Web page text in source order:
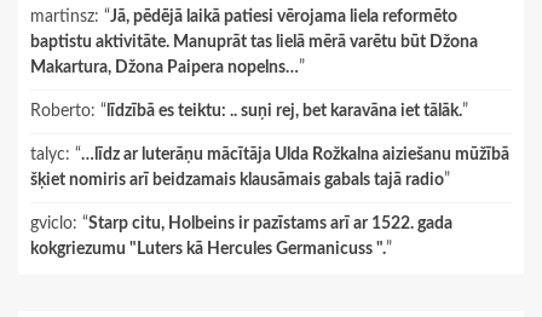
martinsz: “Jā, pēdējā laikā patiesi vērojama liela reformēto
baptistu aktivitāte. Manuprāt tas lielā mērā varētu būt Džona
Makartura, Džona Paipera nopelns…”
Roberto: “ līdzībā es teiktu: .. suņi rej, bet karavāna iet tālāk.”
talyc: “…līdz ar luterāņu mācītāja Ulda Rožkalna aiziešanu mūžībā
šķiet nomiris arī beidzamais klausāmais gabals tajā radio”
gviclo: “Starp citu, Holbeins ir pazīstams arī ar 1522. gada
kokgriezumu "Luters kā Hercules Germanicuss ".”